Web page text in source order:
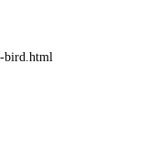
bird.html